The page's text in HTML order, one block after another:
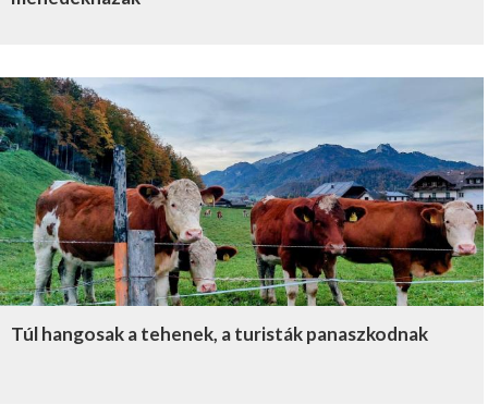
Túl hangosak a tehenek, a turisták panaszkodnak